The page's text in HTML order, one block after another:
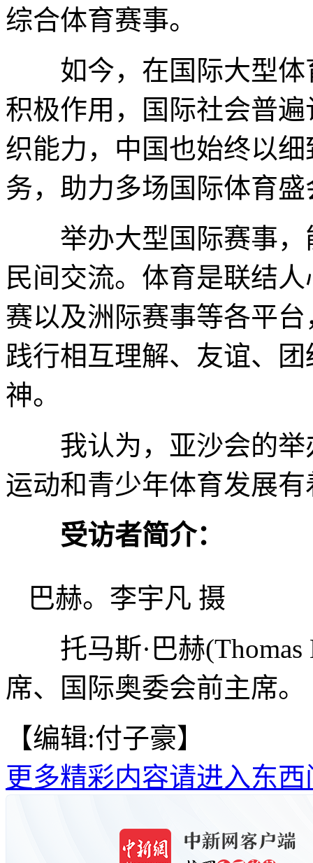
综合体育赛事。
如今，在国际大型体
积极作用，国际社会普
织能力，中国也始终以
务，助力多场国际体育
举办大型国际赛事，
民间交流。体育是联结
赛以及洲际赛事等各平
践行相互理解、友谊、
神。
我认为，亚沙会的举
运动和青少年体育发展
受访者简介：
巴赫。李宇凡 摄
托马斯·巴赫
席、国际奥委会前主席。
【编辑:付子豪】
更多精彩内容请进入东西